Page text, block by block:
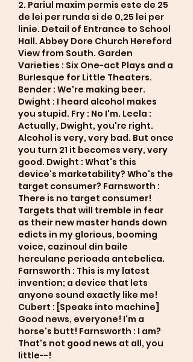
2. Pariul maxim permis este de 25
de lei per runda si de 0,25 lei per
linie. Detail of Entrance to School
Hall. Abbey Dore Church Hereford
View from South. Garden
Varieties : Six One-act Plays and a
Burlesque for Little Theaters.
Bender : We're making beer.
Dwight : I heard alcohol makes
you stupid. Fry : No I'm. Leela :
Actually, Dwight, you're right.
Alcohol is very, very bad. But once
you turn 21 it becomes very, very
good. Dwight : What's this
device's marketability? Who's the
target consumer? Farnsworth :
There is no target consumer!
Targets that will tremble in fear
as their new master hands down
edicts in my glorious, booming
voice, cazinoul din baile
herculane perioada antebelica.
Farnsworth : This is my latest
invention; a device that lets
anyone sound exactly like me!
Cubert : [Speaks into machine]
Good news, everyone! I'm a
horse's butt! Farnsworth : I am?
That's not good news at all, you
little--!